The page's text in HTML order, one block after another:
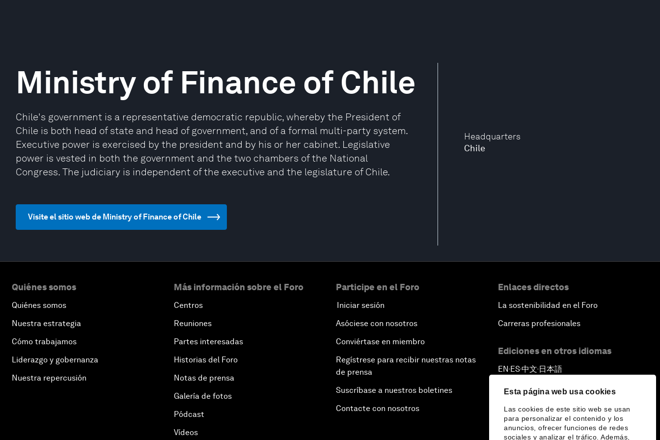
Esta página web usa cookies
Las cookies de este sitio web se usan
para personalizar el contenido y los
anuncios, ofrecer funciones de redes
sociales y analizar el tráfico. Además,
Headquarters
Chile
Ministry of Finance of Chile
Chile's government is a representative democratic republic, whereby the President of
Chile is both head of state and head of government, and of a formal multi-party system.
Executive power is exercised by the president and by his or her cabinet. Legislative
power is vested in both the government and the two chambers of the National
Congress. The judiciary is independent of the executive and the legislature of Chile.
Visite el sitio web de Ministry of Finance of Chile
Quiénes somos
Quiénes somos
Nuestra estrategia
Cómo trabajamos
Liderazgo y gobernanza
Nuestra repercusión
Más información sobre el Foro
Centros
Reuniones
Partes interesadas
Historias del Foro
Notas de prensa
Galería de fotos
Pódcast
Vídeos
Participe en el Foro
Iniciar sesión
Asóciese con nosotros
Conviértase en miembro
Regístrese para recibir nuestras notas
de prensa
Suscríbase a nuestros boletines
Contacte con nosotros
Enlaces directos
La sostenibilidad en el Foro
Carreras profesionales
Ediciones en otros idiomas
EN ▪ES▪中文▪ 日本語